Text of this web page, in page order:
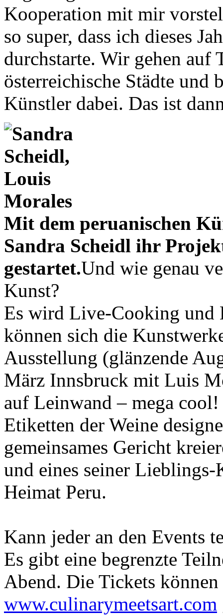
Kooperation mit mir
so super, dass ich dieses
durchstarte. Wir gehen auf
österreichische Städte und
Künstler dabei. Das ist
Mit dem peruanischen
Sandra Scheidl ihr
gestartet.Und wie genau
Kunst?
Es wird Live-Cooking und
können sich die
Ausstellung (glänzende
März Innsbruck mit Luis
auf Leinwand – mega
Etiketten der Weine
gemeinsames Gericht
und eines seiner Lieblings-
Heimat Peru.
Kann jeder an den Events
Es gibt eine begrenzte
Abend. Die Tickets
www.culinarymeetsart.com